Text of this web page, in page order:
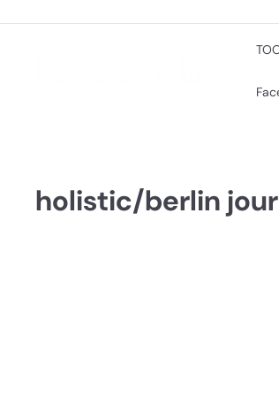
zum
b
e
holistic/berlin